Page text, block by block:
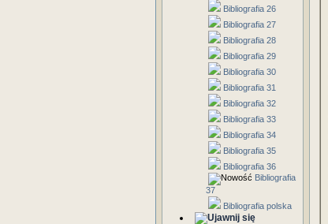
Bibliografia 26
Bibliografia 27
Bibliografia 28
Bibliografia 29
Bibliografia 30
Bibliografia 31
Bibliografia 32
Bibliografia 33
Bibliografia 34
Bibliografia 35
Bibliografia 36
Bibliografia
37
Bibliografia polska